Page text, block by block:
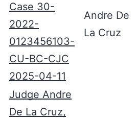
Case 30-
2022-
0123456103-
CU-BC-CJC
2025-04-11
Andre De
La Cruz
Judge Andre
De La Cruz,